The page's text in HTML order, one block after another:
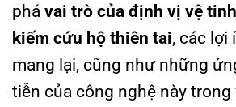
phá vai trò của định vị vệ
kiếm cứu hộ thiên tai, các lợi
mang lại, cũng như những
tiễn của công nghệ này